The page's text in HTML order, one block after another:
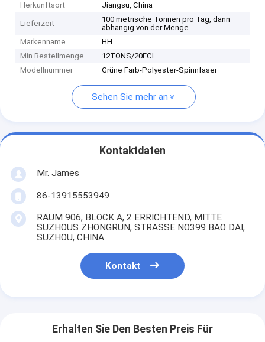
Herkunftsort
Jiangsu, China
Lieferzeit
100 metrische Tonnen pro Tag, dann
abhängig von der Menge
Markenname
HH
Min Bestellmenge
12TONS/20FCL
Modellnummer
Grüne Farb-Polyester-Spinnfaser
Sehen Sie mehr an
Kontaktdaten
Mr. James
86-13915553949
RAUM 906, BLOCK A, 2 ERRICHTEND, MITTE
SUZHOUS ZHONGRUN, STRASSE NO399 BAO DAI,
SUZHOU, CHINA
Kontakt
Erhalten Sie Den Besten Preis Für